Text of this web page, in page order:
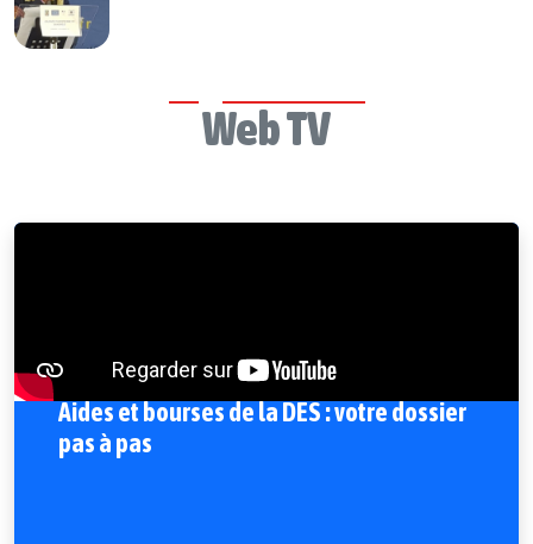
Web TV
Aides et bourses de la DES : votre dossier
pas à pas